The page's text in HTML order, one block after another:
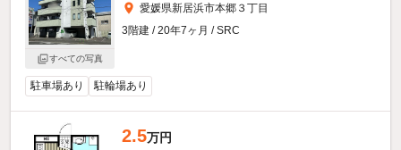
すべての写真
愛媛県新居浜市本郷３丁目
3階建 / 20年7ヶ月 / SRC
駐車場あり 駐輪場あり
2.5万円